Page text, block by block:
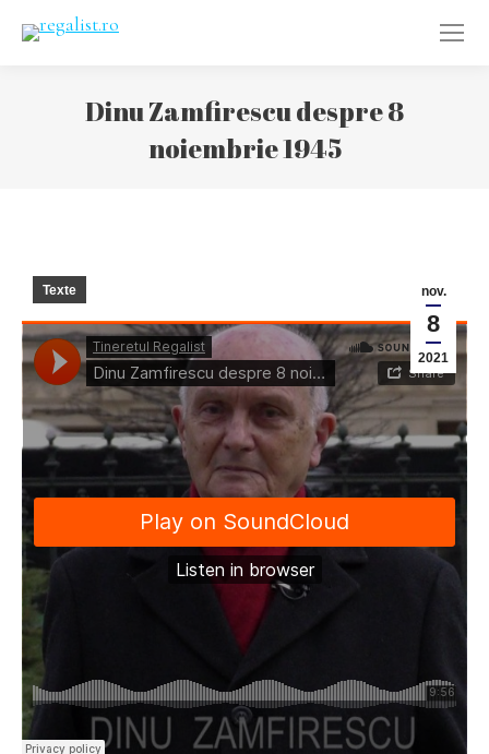
Dinu Zamfirescu despre 8
noiembrie 1945
nov.
8
2021
Texte